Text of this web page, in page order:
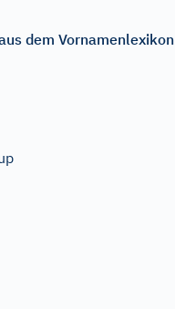
dem Vornamenlexikon